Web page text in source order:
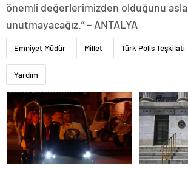
önemli değerlerimizden olduğunu asla
unutmayacağız.” – ANTALYA
Emniyet Müdür Millet Türk Polis Teşkilatı
Yardım